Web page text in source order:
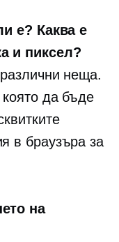
е? Каква е
и пиксел?
неща.
да бъде
в браузъра за
на